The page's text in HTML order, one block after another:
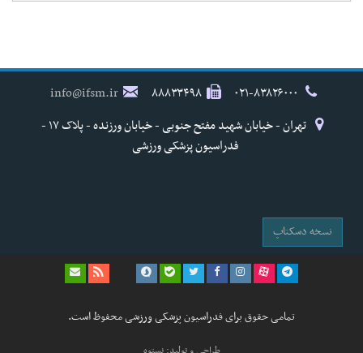
۸۸۸۳۳۴۹۸
info@ifsm.ir
تهران - خیابان شهید مفتح جنوبی - خیابان ورزنده - پلاک ۱۷ -
فدراسیون پزشکی ورزشی
نسخه دسکتاپ
تمامی حقوق برای فدراسیون پزشکی ورزشی محفوظ است.